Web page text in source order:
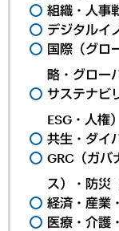
組織・人事
デジタルイ
国際（グロ
略・グロー
サステナビ
ESG・人権）
共生・ダイ
GRC（ガバ
ス）・防災
経済・産業
医療・介護